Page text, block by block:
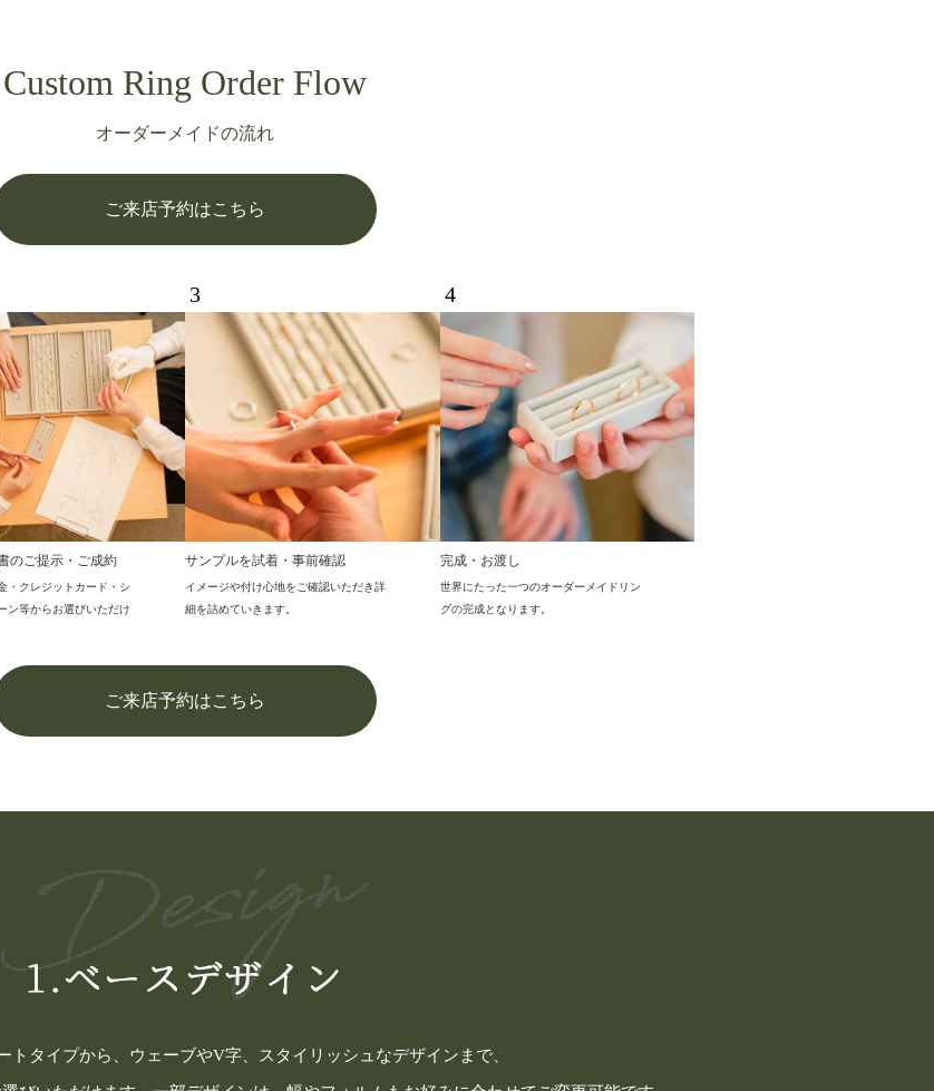
Custom Ring Order Flow
オーダーメイドの流れ
ご来店予約はこちら
のご提示・ご成約
・クレジットカード・シ
ン等からお選びいただけ
3
サンプルを試着・事前確認
イメージや付け心地をご確認いただき詳
細を詰めていきます。
4
完成・お渡し
世界にたった一つのオーダーメイドリン
グの完成となります。
ご来店予約はこちら
トタイプから、ウェーブやV字、スタイリッシュなデザインまで、